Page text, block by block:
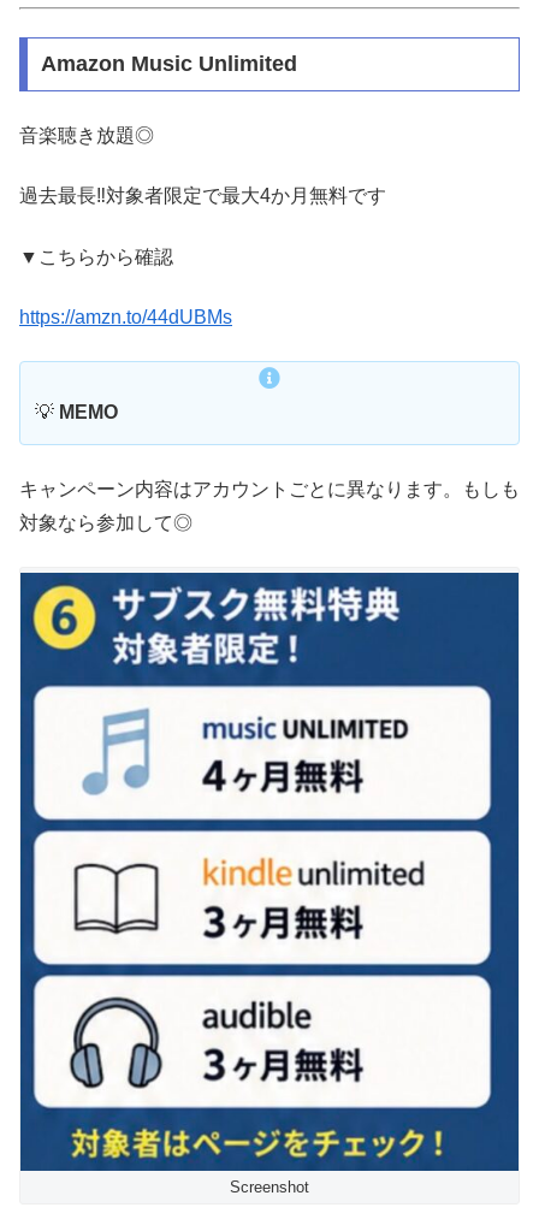
Amazon Music Unlimited
音楽聴き放題◎
過去最長‼️対象者限定で最大4か月無料です
▼こちらから確認
https://amzn.to/44dUBMs
💡 MEMO
キャンペーン内容はアカウントごとに異なります。もしも
対象なら参加して◎
Screenshot